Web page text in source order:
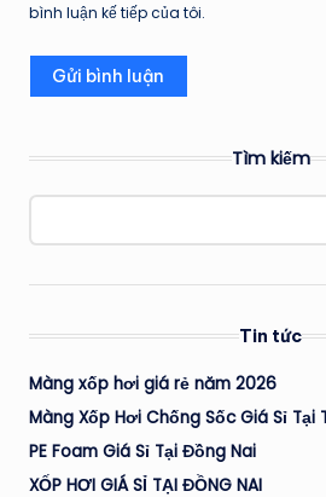
bình luận kế tiếp của tôi.
Tìm kiếm
Tin tức
Màng xốp hơi giá rẻ năm 2026
Màng Xốp Hơi Chống Sốc Giá Sỉ Tại
PE Foam Giá Sỉ Tại Đồng Nai
XỐP HƠI GIÁ SỈ TẠI ĐỒNG NAI